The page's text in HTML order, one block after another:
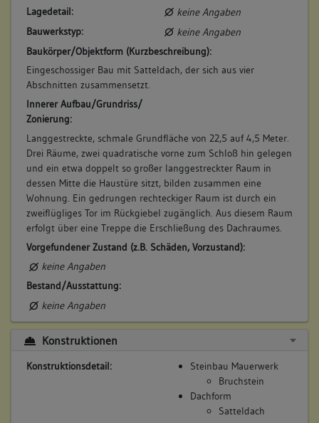
Lagedetail:
keine Angaben
Bauwerkstyp:
keine Angaben
Baukörper/Objektform (Kurzbeschreibung):
Eingeschossiger Bau mit Satteldach, der sich aus vier
Abschnitten zusammensetzt.
Innerer Aufbau/Grundriss/
Zonierung:
Langgestreckte, schmale Grundfläche von 22,5 auf 4,5 Meter.
Drei Räume, zwei quadratische vorne zum Schloß hin gelegen
und ein etwa doppelt so großer langgestreckter Raum in
dessen Mitte die Haustüre sitzt, bilden zusammen eine
Wohnung. Ein gedrungen rechteckiger Raum ist durch ein
zweiflügliges Tor im Rückgiebel zugänglich. Aus diesem Raum
erfolgt über eine Treppe die Erschließung des Dachraumes.
Vorgefundener Zustand (z.B. Schäden, Vorzustand):
keine Angaben
Bestand/Ausstattung:
keine Angaben
Konstruktionen
Konstruktionsdetail:
Steinbau Mauerwerk
Bruchstein
Dachform
Satteldach